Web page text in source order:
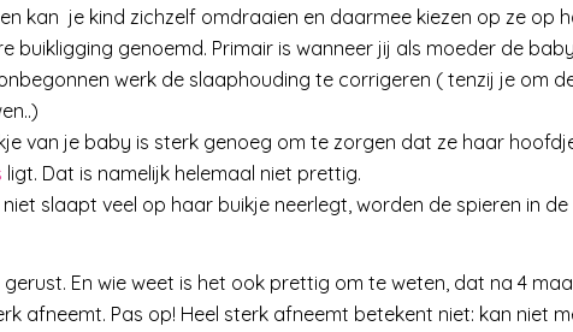
kan je kind zichzelf omdraaien en daarmee kiezen op ze op
buikligging genoemd. Primair is wanneer jij als moeder de
werk de slaaphouding te corrigeren ( tenzij je om
van je baby is sterk genoeg om te zorgen dat ze haar
ligt. Dat is namelijk helemaal niet prettig.
niet slaapt veel op haar buikje neerlegt, worden de spieren in
En wie weet is het ook prettig om te weten, dat na 4
afneemt. Pas op! Heel sterk afneemt betekent niet: kan niet